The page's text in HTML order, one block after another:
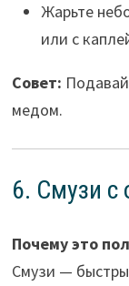
Жарьте
или с
Совет:
медом.
6. Смузи с
Почему это
Смузи —